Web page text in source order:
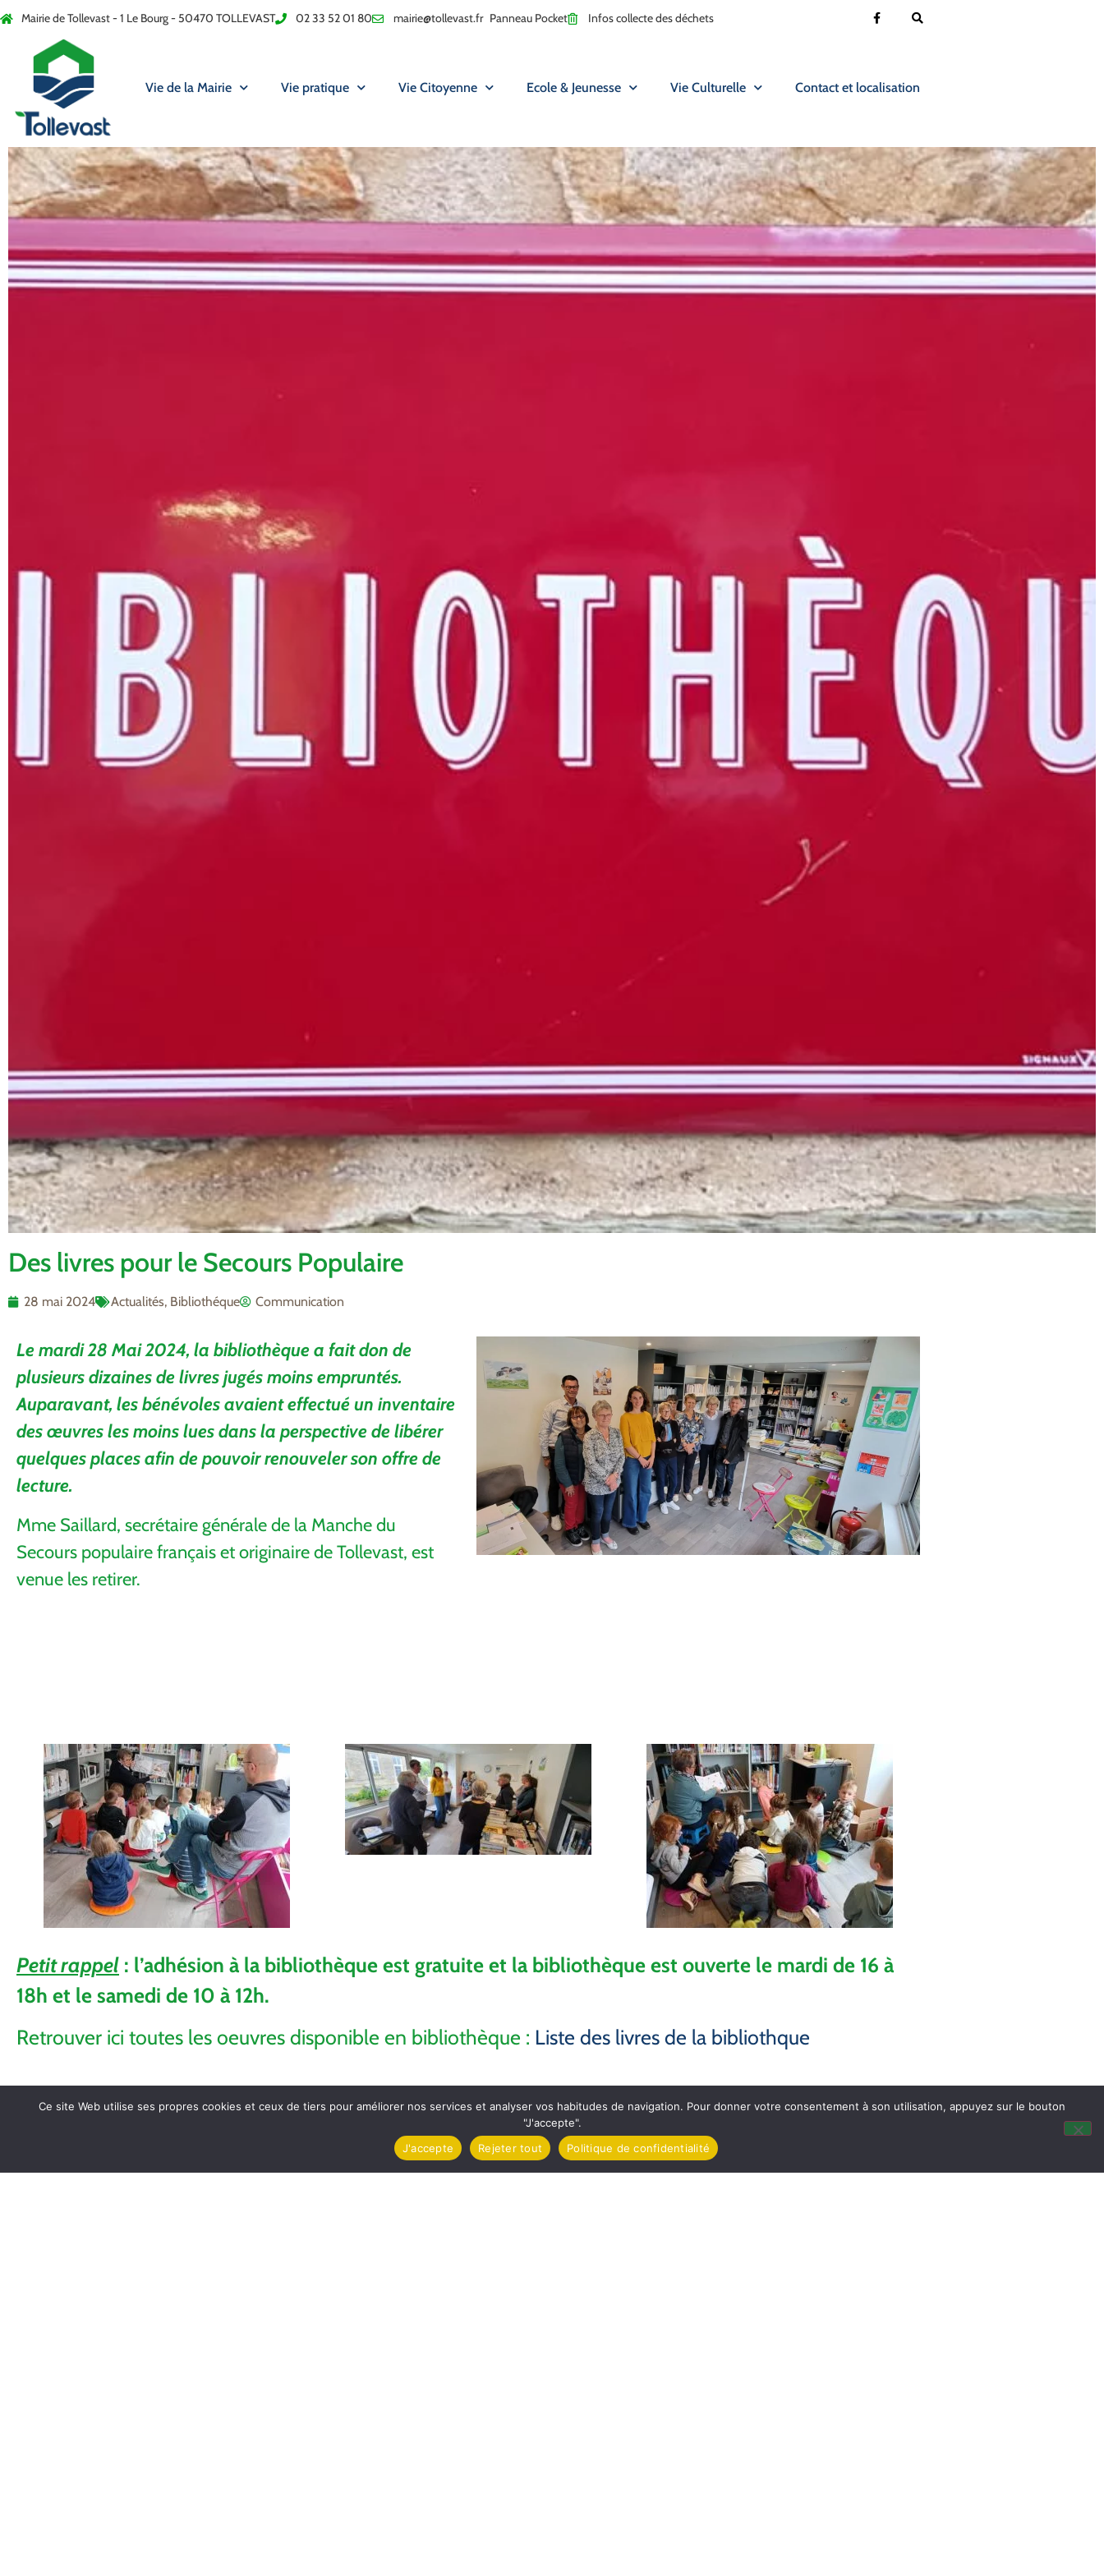
Mairie de Tollevast - 1 Le Bourg - 50470 TOLLEVAST 02 33 52 01 80 mairie@tollevast.fr Panneau Pocket Infos collecte des déchets
Vie de la Mairie Vie pratique Vie Citoyenne Ecole & Jeunesse Vie Culturelle Contact et localisation
Des livres pour le Secours Populaire
28 mai 2024 Actualités, Bibliothéque Communication
Le mardi 28 Mai 2024, la bibliothèque a fait don de
plusieurs dizaines de livres jugés moins empruntés.
Auparavant, les bénévoles avaient effectué un inventaire
des œuvres les moins lues dans la perspective de libérer
quelques places afin de pouvoir renouveler son offre de
lecture.
Mme Saillard, secrétaire générale de la Manche du
Secours populaire français et originaire de Tollevast, est
venue les retirer.
Petit rappel : l’adhésion à la bibliothèque est gratuite et la bibliothèque est ouverte le mardi de 16 à
18h et le samedi de 10 à 12h.
Retrouver ici toutes les oeuvres disponible en bibliothèque : Liste des livres de la bibliothque
Ce site Web utilise ses propres cookies et ceux de tiers pour améliorer nos services et analyser vos habitudes de navigation. Pour donner votre consentement à son utilisation, appuyez sur le bouton
"J'accepte".
J'accepte
Rejeter tout Politique de confidentialité